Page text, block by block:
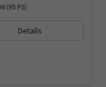
(95 PS)
Details